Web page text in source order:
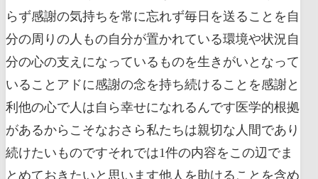
らず感謝の気持ちを常に忘れず毎日を送ることを自
分の周りの人もの自分が置かれている環境や状況自
分の心の支えになっているものを生きがいとなって
いることアドに感謝の念を持ち続けることを感謝と
利他の心で人は自ら幸せになれるんです医学的根拠
があるからこそなおさら私たちは親切な人間であり
続けたいものですそれでは1件の内容をこの辺でま
とめておきたいと思います他人を助けることを含め